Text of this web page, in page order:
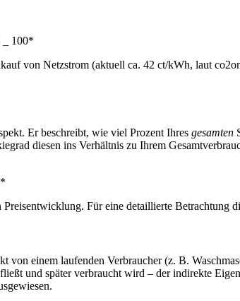
_ 100*
von Netzstrom (aktuell ca. 42 ct/kWh, laut
Er beschreibt, wie viel Prozent Ihres gesamten
diesen ins Verhältnis zu Ihrem
Für eine detaillierte
einem laufenden Verbraucher (z. B.
und später verbraucht wird – der indirekte